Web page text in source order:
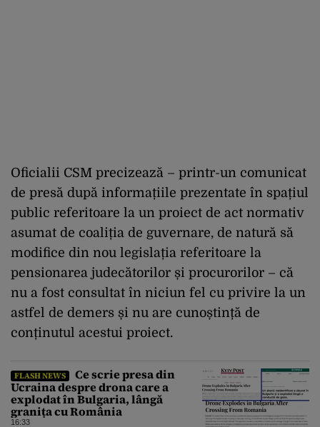
Oficialii CSM precizează – printr-un comunicat
de presă după informațiile prezentate în spațiul
public referitoare la un proiect de act normativ
asumat de coaliția de guvernare, de natură să
modifice din nou legislația referitoare la
pensionarea judecătorilor și procurorilor – că
nu a fost consultat în niciun fel cu privire la un
astfel de demers și nu are cunoștință de
conținutul acestui proiect.
FLASH NEWS
Ce scrie presa din
Ucraina despre drona care a
explodat în Bulgaria, lângă
granița cu România
16:33